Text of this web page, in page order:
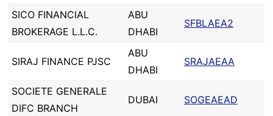
SICO FINANCIAL
BROKERAGE L.L.C.
ABU
DHABI
SFBLAEA2
SIRAJ FINANCE PJSC
ABU
DHABI
SRAJAEAA
SOCIETE GENERALE
DIFC BRANCH
DUBAI SOGEAEAD